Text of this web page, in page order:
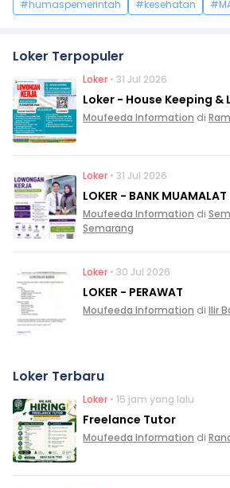
#humaspemerintah #kesehatan
Loker Terpopuler
Loker • 31 Jul 2026
Loker - House Keeping &
Moufeeda Information di
Loker • 31 Jul 2026
LOKER - BANK MUAMALAT
Moufeeda Information di
Semarang
Loker • 30 Jul 2026
LOKER - PERAWAT
Moufeeda Information di Ilir
Loker Terbaru
Loker • 15 jam yang lalu
Freelance Tutor
Moufeeda Information di